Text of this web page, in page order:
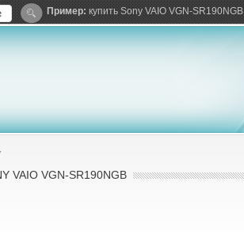
виджетовПример: купить Sony VAIO VGN-SR190NGB
VAIO VGN-SR190NGB